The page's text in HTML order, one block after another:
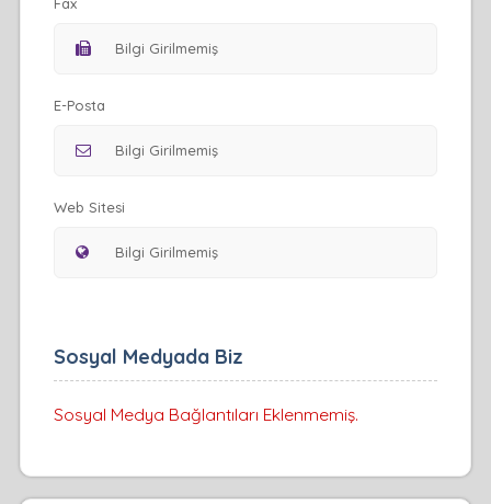
Fax
E-Posta
Web Sitesi
Sosyal Medyada Biz
Sosyal Medya Bağlantıları Eklenmemiş.